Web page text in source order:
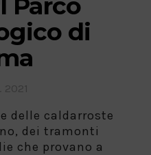
di
delle caldarroste
dei tramonti
che provano a